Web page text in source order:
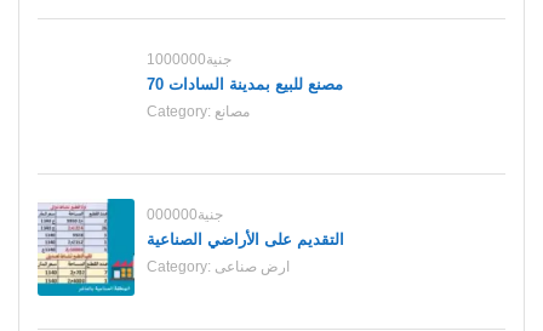
1000000جنية
70 مصنع للبيع بمدينة السادات
Category: مصانع
000000جنية
التقديم على الأراضي الصناعية
Category: ارض صناعى